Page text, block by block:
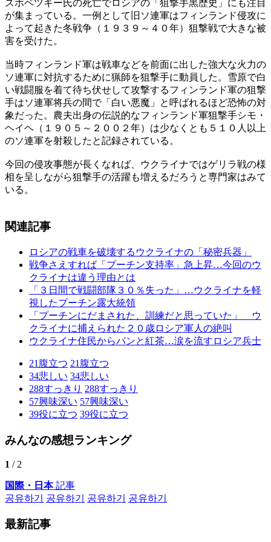
スホベツキー氏の死亡でロシアの「狙撃手黒歴史」にも注目
が集まっている。一例として旧ソ連軍はフィンランド侵攻に
よって起きた冬戦争（１９３９～４０年）狙撃戦で大きな被
害を受けた。
当時フィンランド軍は戦車などを前面に出した強大な火力の
ソ連軍に対抗するために猟師を狙撃手に動員した。雪原で白
い戦闘服を着て待ち伏せして攻撃するフィンランド軍の狙撃
手はソ連軍将兵の間で「白い悪魔」と呼ばれるほど恐怖の対
象だった。農夫出身の伝説的なフィンランド軍狙撃手シモ・
ヘイヘ（１９０５～２００２年）は少なくとも５１０人以上
のソ連軍を射殺したと記録されている。
今回の侵攻事態が長くなれば、ウクライナではゲリラ戦の様
相を呈しながら狙撃手の活躍も増えるだろうと専門家はみて
いる。
関連記事
ロシアの戦車を破壊するウクライナの「秘密兵器」
戦争さえすれば「プーチン支持率」急上昇…今回のウ
クライナは違う理由とは
「３日間で戦闘部隊３０％失った」…ウクライナを軽
視したプーチン露大統領
「プーチンにだまされた、訓練だと思っていた」 ウ
クライナに捕えられた２０歳ロシア軍人の絶叫
ウクライナ住民からパンと紅茶…涙を流すロシア兵士
21 腹立つ 21 腹立つ
34悲しい 34悲しい
288すっきり 288すっきり
57興味深い 57興味深い
39役に立つ 39役に立つ
みんなの感想ランキング
1 / 2
国際・日本記事
공유하기
공유하기 공유하기 공유하기
最新記事